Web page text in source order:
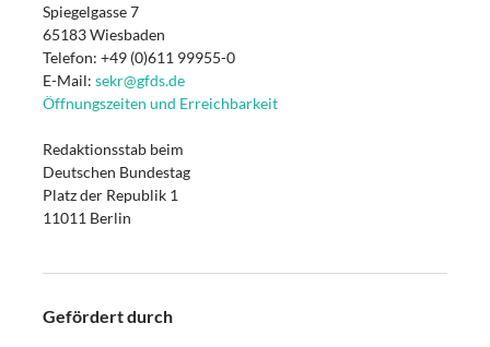
Spiegelgasse 7
65183 Wiesbaden
Telefon: +49 (0)611 99955-0
E-Mail: sekr@gfds.de
Öffnungszeiten und Erreichbarkeit
Redaktionsstab beim
Deutschen Bundestag
Platz der Republik 1
11011 Berlin
Gefördert durch